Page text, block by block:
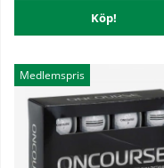
Köp!
Medlemspris